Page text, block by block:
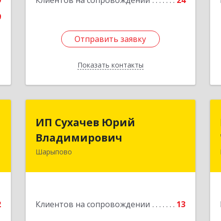
Отправить заявку
Показать контакты
Отправить заявку
Назад
ИП Сухачев Юрий
Владимирович
Шарыпово
Клиентов на сопровождении 13
ИП Сухачев Юрий
Владимирович
Подробнее